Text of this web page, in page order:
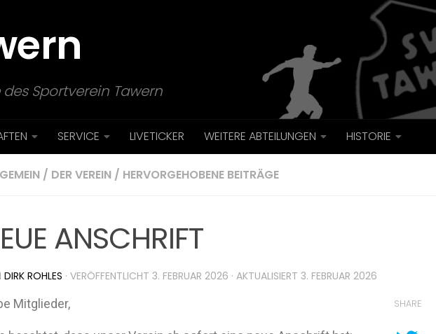
Sportverein Tawern
SERVICE LIVETICKER WEITERE ABTEILUNGEN HISTORIE
/ DER VEREIN / HERVORGEHOBENE BEITRÄGE
ANSCHRIFT
DIRK ROHLES · VERÖFFENTLICHT 3. FEBRUAR 2026 · AKTUALISIERT 3. FEBRUAR 2026
Mitglieder, SHARE